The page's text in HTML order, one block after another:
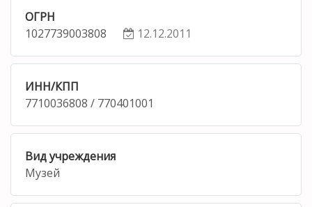
ОГРН
1027739003808
12.12.2011
ИНН/КПП
7710036808 / 770401001
Вид учреждения
Музей